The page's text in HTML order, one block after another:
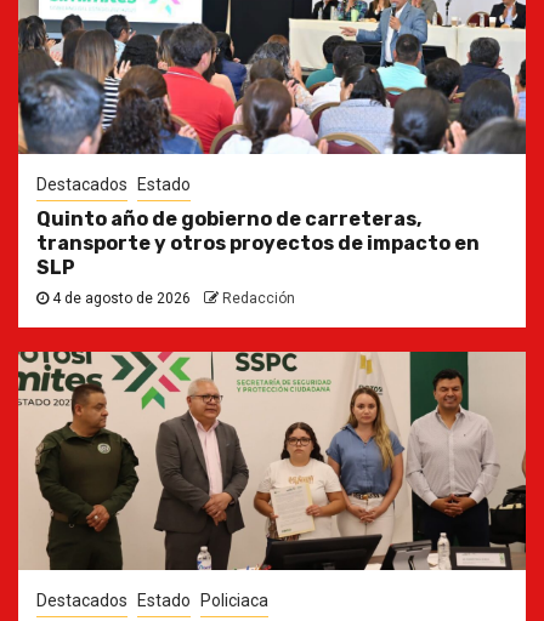
Destacados Estado
Quinto año de gobierno de carreteras,
transporte y otros proyectos de impacto en
SLP
4 de agosto de 2026 Redacción
Destacados Estado Policiaca